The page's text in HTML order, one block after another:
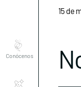
15 de